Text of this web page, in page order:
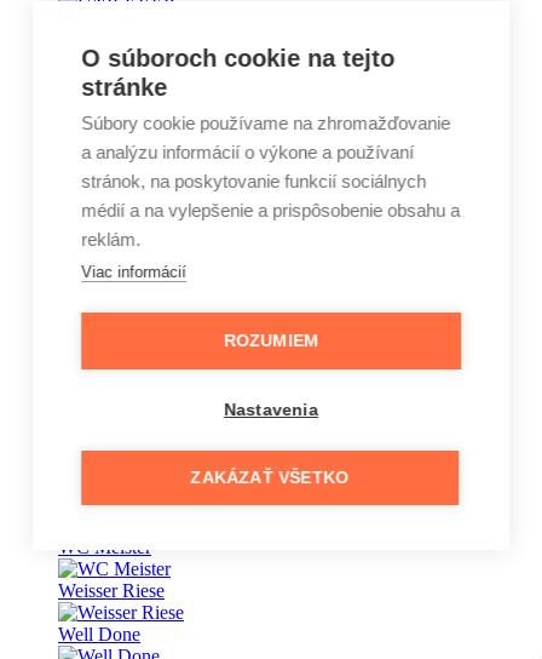
O súboroch cookie na tejto
stránke
Súbory cookie používame na zhromažďovanie
a analýzu informácií o výkone a používaní
stránok, na poskytovanie funkcií sociálnych
médií a na vylepšenie a prispôsobenie obsahu a
reklám.
Viac informácií
ROZUMIEM
Nastavenia
ZAKÁZAŤ VŠETKO
Vademecum
Vape
Veet
Vernel
Wansou
wave
WC Meister
Weisser Riese
Well Done